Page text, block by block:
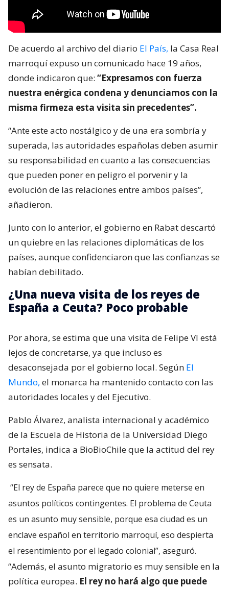
De acuerdo al archivo del diario El País, la Casa Real
marroquí expuso un comunicado hace 19 años,
donde indicaron que: “Expresamos con fuerza
nuestra enérgica condena y denunciamos con la
misma firmeza esta visita sin precedentes”.
“Ante este acto nostálgico y de una era sombría y
superada, las autoridades españolas deben asumir
su responsabilidad en cuanto a las consecuencias
que pueden poner en peligro el porvenir y la
evolución de las relaciones entre ambos países”,
añadieron.
Junto con lo anterior, el gobierno en Rabat descartó
un quiebre en las relaciones diplomáticas de los
países, aunque confidenciaron que las confianzas se
habían debilitado.
¿Una nueva visita de los reyes de
España a Ceuta? Poco probable
Por ahora, se estima que una visita de Felipe VI está
lejos de concretarse, ya que incluso es
desaconsejada por el gobierno local. Según El
Mundo, el monarca ha mantenido contacto con las
autoridades locales y del Ejecutivo.
Pablo Álvarez, analista internacional y académico
de la Escuela de Historia de la Universidad Diego
Portales, indica a BioBioChile que la actitud del rey
es sensata.
“El rey de España parece que no quiere meterse en
asuntos políticos contingentes. El problema de Ceuta
es un asunto muy sensible, porque esa ciudad es un
enclave español en territorio marroquí, eso despierta
el resentimiento por el legado colonial”, aseguró.
“Además, el asunto migratorio es muy sensible en la
política europea. El rey no hará algo que puede